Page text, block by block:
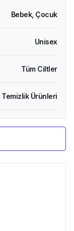
Bebek, Çocuk
Unisex
Tüm Ciltler
Temizlik Ürünleri